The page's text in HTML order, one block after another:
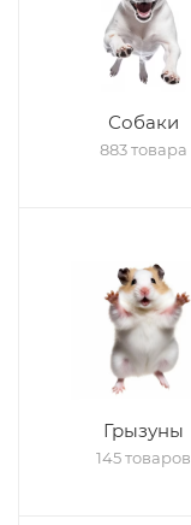
Собаки
883 товара
Грызуны
145 товаров